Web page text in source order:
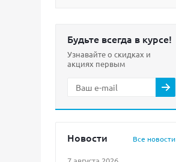
Будьте всегда в курсе!
Узнавайте о скидках и
акциях первым
Новости Все новости